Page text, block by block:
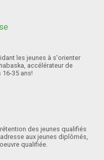
les jeunes à s'orienter
accélérateur de
35 ans!
des jeunes qualifiés
aux jeunes diplômés,
qualifiée.